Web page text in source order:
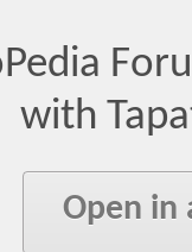
with
Open in